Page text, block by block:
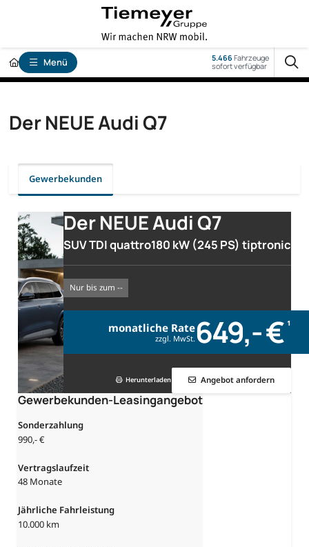
Menü 5.466Fahrzeuge
sofort verfügbar
Der NEUE Audi Q7
Gewerbekunden
Der NEUE Audi Q7
SUV TDI quattro180 kW (245 PS) tiptronic
nur bis zum --
monatliche Rate
zzgl. MwSt. 649,- € 1
Herunterladen Angebot anfordern
Gewerbekunden-Leasingangebot
Sonderzahlung
990,- €
Vertragslaufzeit
48 Monate
Jährliche Fahrleistung
10.000 km